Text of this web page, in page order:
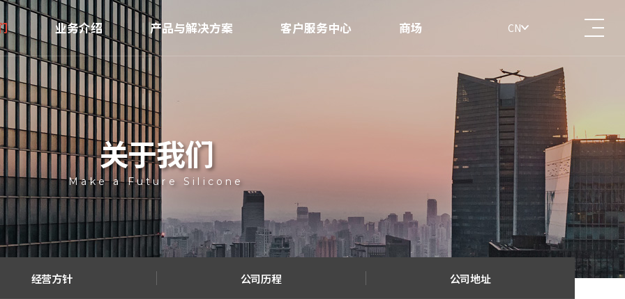
辞
业务介绍
核心竞争力与技术
设备现况
认证资质
硅胶加工工艺
产品与解决方案
婴儿用品
其他
模具
客户服务中心 商场 CN
关于我们
Make a Future Silicone
经营方针 公司历程 公司地址